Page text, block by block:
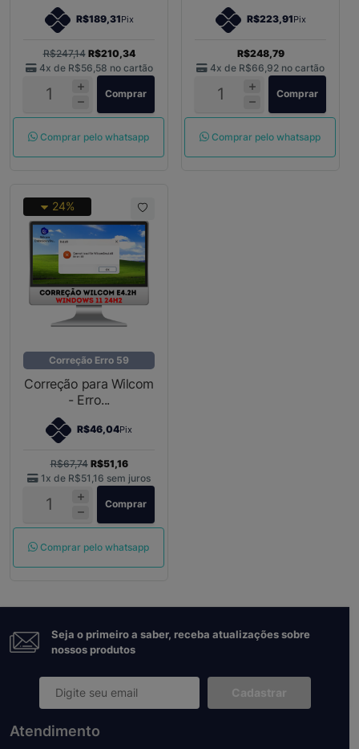
R$189,31Pix
R$247,14 R$210,34
4x de R$56,58 no cartão
Comprar
Comprar pelo whatsapp
R$223,91Pix
R$248,79
4x de R$66,92 no cartão
Comprar
Comprar pelo whatsapp
Correção Erro 59
24%
Correção para Wilcom
- Erro...
R$46,04Pix
R$67,74 R$51,16
1x de R$51,16 sem juros
Comprar
Comprar pelo whatsapp
Seja o primeiro a saber, receba atualizações sobre
nossos produtos
Cadastrar
Atendimento